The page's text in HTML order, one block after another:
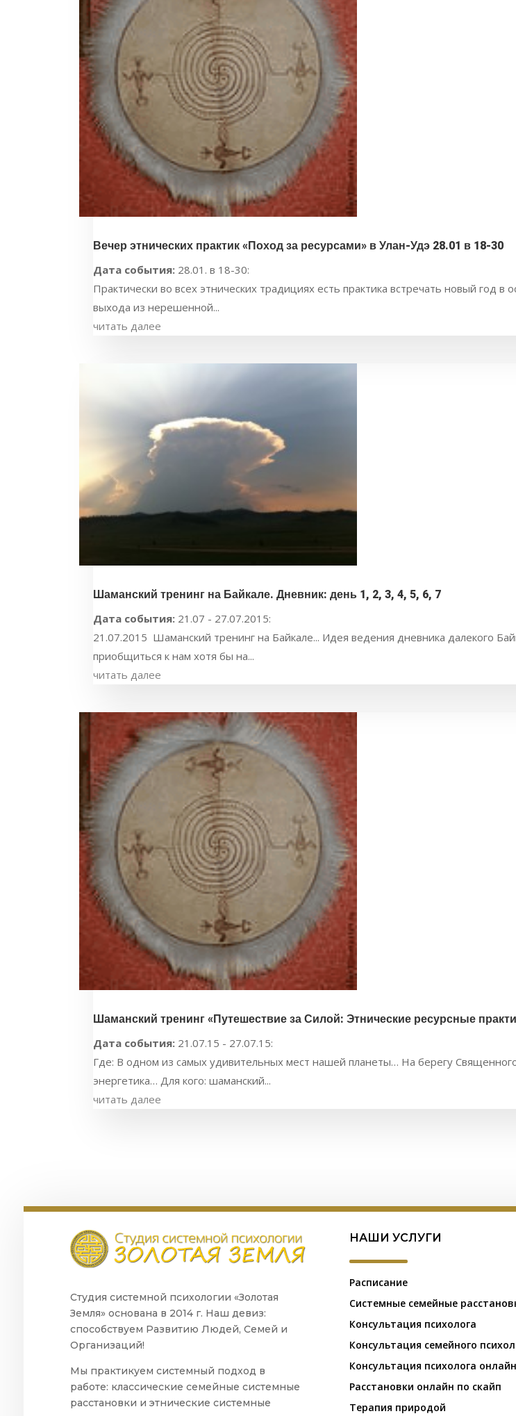
Вечер этнических практик «Поход за ресурсами» в Улан-Удэ 28.01 в 18-30
Дата события: 28.01. в 18-30:
Практически во всех этнических традициях есть практика встречать новый год
выхода из нерешенной...
читать далее
Шаманский тренинг на Байкале. Дневник: день 1, 2, 3, 4, 5, 6, 7
Дата события: 21.07 - 27.07.2015:
21.07.2015 Шаманский тренинг на Байкале... Идея ведения дневника далекого
приобщиться к нам хотя бы на...
читать далее
Шаманский тренинг «Путешествие за Силой: Этнические ресурсные
Дата события: 21.07.15 - 27.07.15:
Где: В одном из самых удивительных мест нашей планеты… На берегу
энергетика… Для кого: шаманский...
читать далее
Студия системной психологии «Золотая
Земля» основана в 2014 г. Наш девиз:
способствуем Развитию Людей, Семей и
Организаций!
Мы практикуем системный подход в
работе: классические семейные системные
расстановки и этнические системные
НАШИ УСЛУГИ
Расписание
Системные семейные
Консультация психолога
Консультация семейного
Консультация психолога онлайн
Расстановки онлайн по скайп
Терапия природой